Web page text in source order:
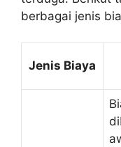
berbagai jenis
Jenis Biaya